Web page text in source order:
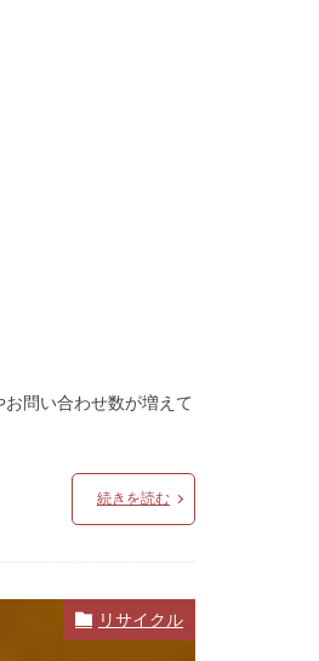
問い合わせ数が増えて
続きを読む
リサイクル